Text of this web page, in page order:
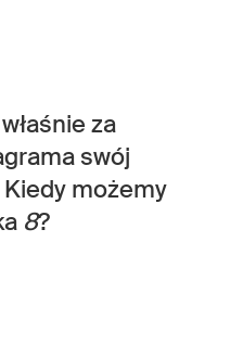
za
swój
możemy
8?